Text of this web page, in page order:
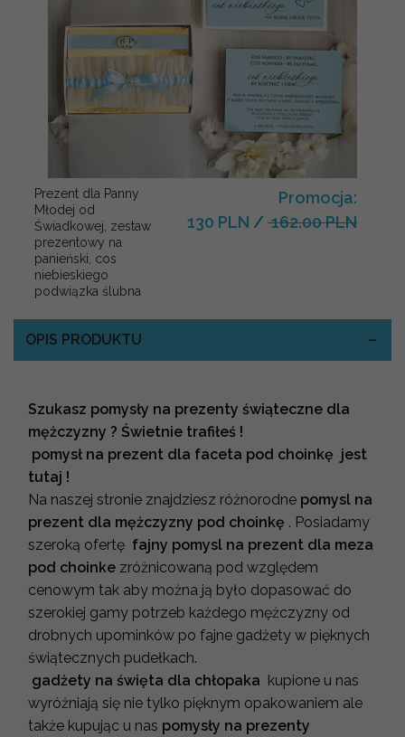
Prezent dla Panny
Młodej od
Świadkowej, zestaw
prezentowy na
panieński, cos
niebieskiego
podwiązka ślubna
Promocja:
130 PLN / 162.00 PLN
OPIS PRODUKTU
Szukasz pomysły na prezenty świąteczne dla
mężczyzny ? Świetnie trafiłeś !
pomysł na prezent dla faceta pod choinkę jest
tutaj !
Na naszej stronie znajdziesz różnorodne pomysl na
prezent dla mężczyzny pod choinkę . Posiadamy
szeroką ofertę fajny pomysl na prezent dla meza
pod choinke zróżnicowaną pod względem
cenowym tak aby można ją było dopasować do
szerokiej gamy potrzeb każdego mężczyzny od
drobnych upominków po fajne gadżety w pięknych
świątecznych pudełkach.
gadżety na święta dla chłopaka kupione u nas
wyróżniają się nie tylko pięknym opakowaniem ale
także kupując u nas pomysły na prezenty